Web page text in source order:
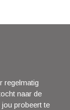
regelmatig
naar de
jou probeert te